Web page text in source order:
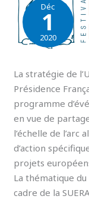
Déc
1
2020
La stratégie de
Présidence
programme
en vue de
l’échelle de
d’action
projets
La thématique
cadre de la